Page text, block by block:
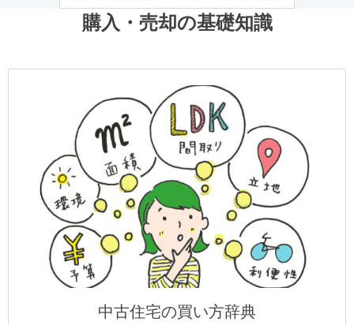
購入・売却の基礎知識
中古住宅の買い方辞典